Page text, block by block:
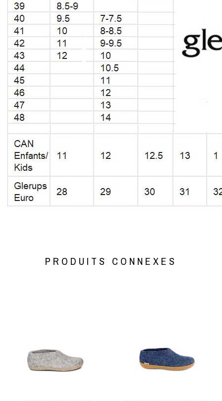
PRODUITS CONNEXES